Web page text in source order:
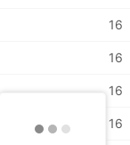
16
16
16
16